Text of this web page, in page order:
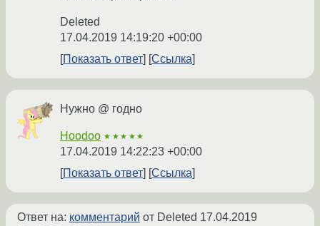
Deleted
17.04.2019 14:19:20 +00:00
Показать ответ
Ссылка
Нужно @ годно
Hoodoo ★★★★★
17.04.2019 14:22:23 +00:00
Показать ответ
Ссылка
Ответ на: комментарий от Deleted 17.04.2019